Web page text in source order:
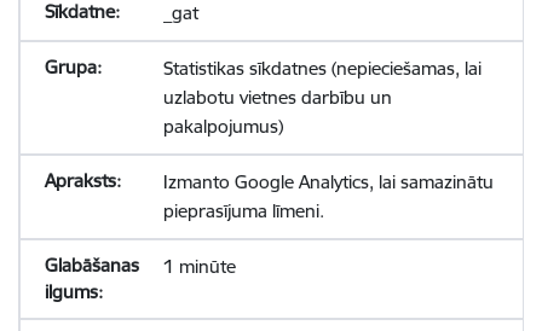
_gat
Statistikas sīkdatnes (nepieciešamas, lai
uzlabotu vietnes darbību un
pakalpojumus)
Izmanto Google Analytics, lai samazinātu
pieprasījuma līmeni.
1 minūte